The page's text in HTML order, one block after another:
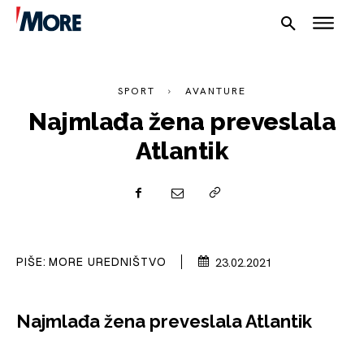
PLOVILA
SPIZA
SPORT AVANTURE
Najmlađa žena preveslala
Atlantik
PIŠE: MORE UREDNIŠTVO 23.02.2021
Najmlađa žena preveslala Atlantik